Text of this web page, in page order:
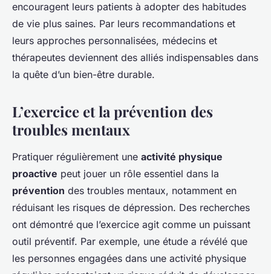
encouragent leurs patients à adopter des habitudes
de vie plus saines. Par leurs recommandations et
leurs approches personnalisées, médecins et
thérapeutes deviennent des alliés indispensables dans
la quête d’un bien-être durable.
L’exercice et la prévention des
troubles mentaux
Pratiquer régulièrement une activité physique
proactive peut jouer un rôle essentiel dans la
prévention des troubles mentaux, notamment en
réduisant les risques de dépression. Des recherches
ont démontré que l’exercice agit comme un puissant
outil préventif. Par exemple, une étude a révélé que
les personnes engagées dans une activité physique